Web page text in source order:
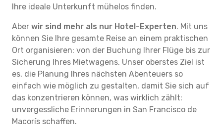
Ihre ideale Unterkunft mühelos finden.
Aber wir sind mehr als nur Hotel-Experten. Mit uns
können Sie Ihre gesamte Reise an einem praktischen
Ort organisieren: von der Buchung Ihrer Flüge bis zur
Sicherung Ihres Mietwagens. Unser oberstes Ziel ist
es, die Planung Ihres nächsten Abenteuers so
einfach wie möglich zu gestalten, damit Sie sich auf
das konzentrieren können, was wirklich zählt:
unvergessliche Erinnerungen in San Francisco de
Macorís schaffen.